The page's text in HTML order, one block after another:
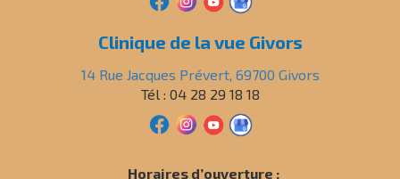
Clinique de la vue Givors
14 Rue Jacques Prévert, 69700 Givors
Tél : 04 28 29 18 18
Horaires d’ouverture :